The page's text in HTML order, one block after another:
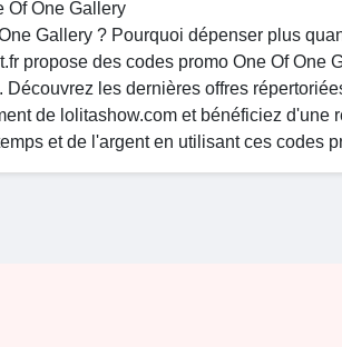
Of One Gallery
Gallery ? Pourquoi dépenser plus
propose des codes promo One Of One
les dernières offres
de lolitashow.com et bénéficiez d'une
et de l'argent en utilisant ces codes